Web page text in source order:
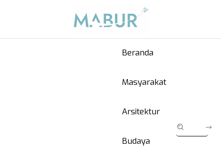
Beranda
Masyarakat
Arsitektur
Budaya